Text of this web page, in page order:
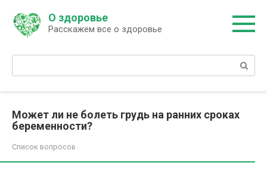
контенту
О здоровье
Расскажем все о здоровье
Поиск:
Может ли не болеть грудь на ранних сроках
беременности?
Список вопросов